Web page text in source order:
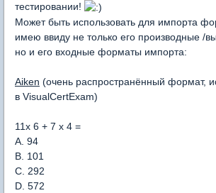
тестировании!
Может быть использовать для импорта
имею ввиду не только его производные /
но и его входные форматы импорта:
Aiken (очень распространённый формат,
в VisualCertExam)
11x 6 + 7 x 4 =
A. 94
B. 101
C. 292
D. 572